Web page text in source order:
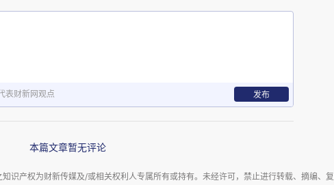
表财新网观点 发布
本篇文章暂无评论
识产权为财新传媒及/或相关权利人专属所有或持有。未经许可，禁止进行转载、摘编、复